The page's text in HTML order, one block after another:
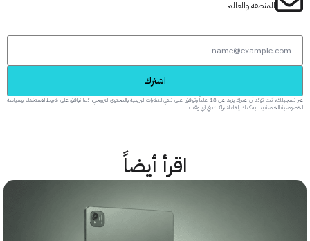
المنطقة والعالم.
عبر تسجيلك، أنت تؤكد أن عمرك يزيد عن 18 عاماً وتوافق على تلقي النشرات البريدية والمحتوى الترويجي، كما توافق على شروط الاستخدام وسياسة
الخاصة بنا. يمكنك إلغاء اشتراكك في أي وقت.
اقرأ أيضاً